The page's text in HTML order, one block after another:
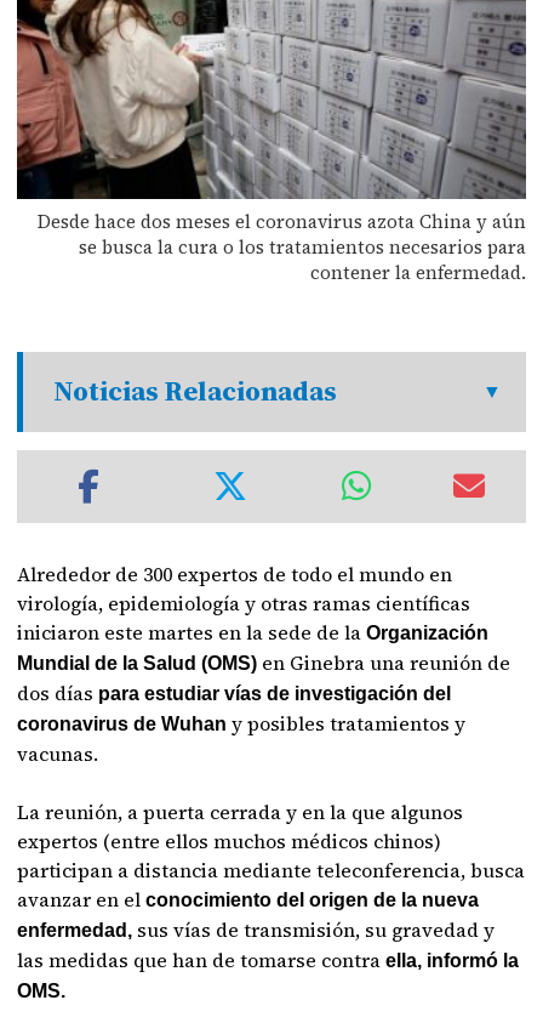
Desde hace dos meses el coronavirus azota China y aún
se busca la cura o los tratamientos necesarios para
contener la enfermedad.
Noticias Relacionadas
Alrededor de 300 expertos de todo el mundo en
virología, epidemiología y otras ramas científicas
iniciaron este martes en la sede de laOrganización
Mundial de la Salud (OMS) en Ginebra una reunión de
dos días para estudiar vías de investigación del
coronavirus de Wuhan y posibles tratamientos y
vacunas.
La reunión, a puerta cerrada y en la que algunos
expertos (entre ellos muchos médicos chinos)
participan a distancia mediante teleconferencia, busca
avanzar en elconocimiento del origen de la nueva
enfermedad, sus vías de transmisión, su gravedad y
las medidas que han de tomarse contraella, informó la
OMS.